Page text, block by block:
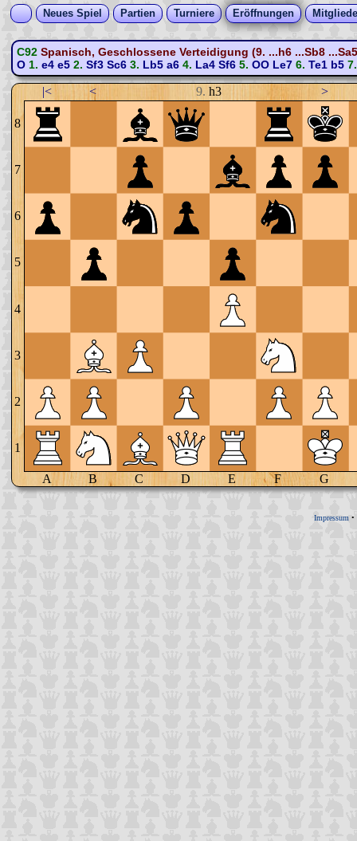
Neues Spiel Partien Turniere Eröffnungen
C92 Spanisch, Geschlossene Verteidigung (9. ...h6 ...Sb8
O1. e4 e52. Sf3 Sc63. Lb5 a64. La4 Sf65. OO Le76. Te1 b5
|< < 9. h3 >
8
7
6
5
4
3
2
1
A B C D E F G
Impressum •